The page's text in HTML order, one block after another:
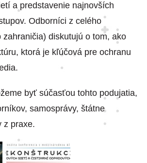
a predstavenie najnovších
Odborníci z celého
zahraničia) diskutujú o tom, ako
ktorá je kľúčová pre ochranu
byť súčasťou tohto podujatia,
samosprávy, štátne
z praxe.